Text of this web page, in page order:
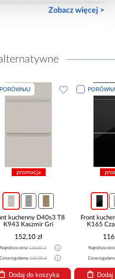
Zobacz więcej >
PORÓWNAJ
promocja
kuchenny D40s3 T8
K943 Kaszmir Gri
152,10 zł
Najniższa cena: 169,00 zł
Cena regularna: 169,00 zł
Dodaj do koszyka
Front
K165
Najniższa
Cena